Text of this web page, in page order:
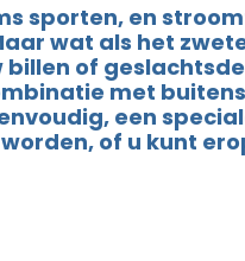
sporten, en
wat als het
billen of
met
een
of u kunt